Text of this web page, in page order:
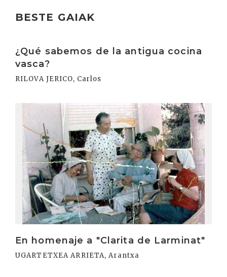
BESTE GAIAK
¿Qué sabemos de la antigua cocina
vasca?
RILOVA JERICO, Carlos
En homenaje a "Clarita de Larminat"
UGARTETXEA ARRIETA, Arantxa